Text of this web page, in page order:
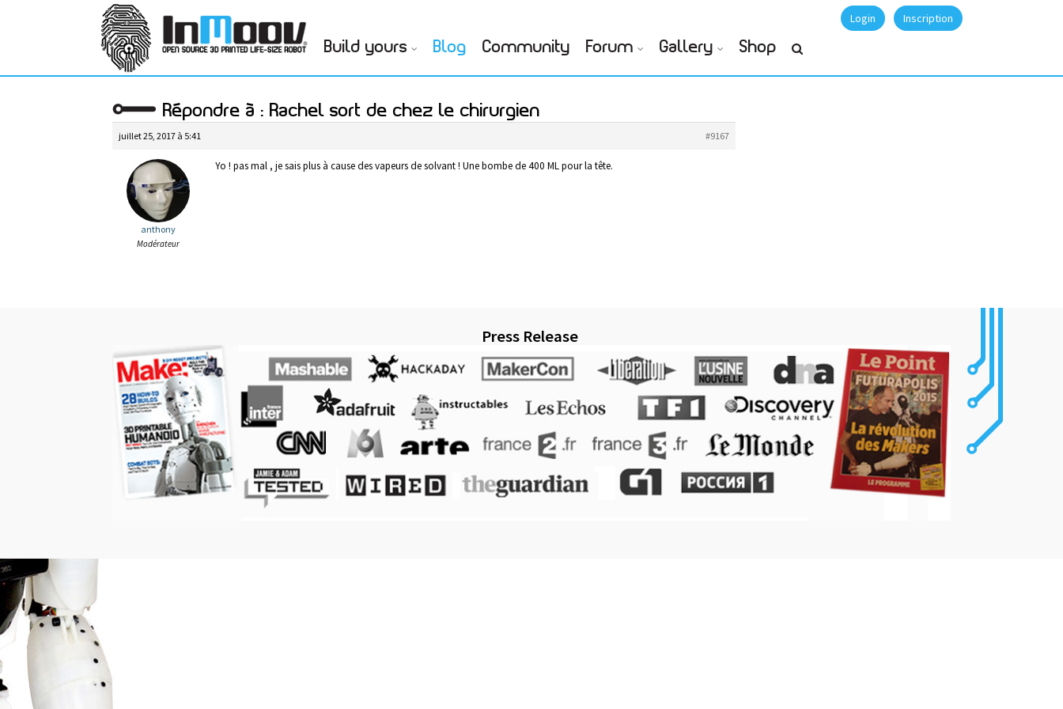
Login Inscription
Build yours Blog Community Forum Gallery Shop
Répondre à : Rachel sort de chez le chirurgien
juillet 25, 2017 à 5:41 #9167
anthony
Modérateur
Yo ! pas mal , je sais plus à cause des vapeurs de solvant ! Une bombe de 400 ML pour la tête.
Press Release